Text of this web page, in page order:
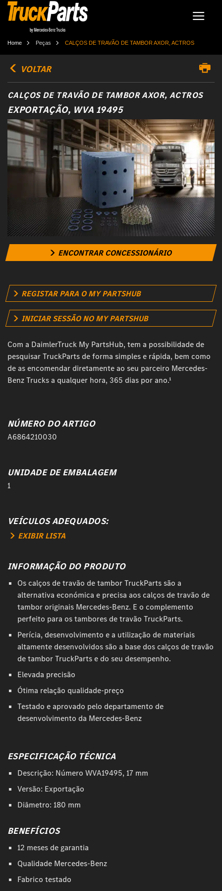
Home Peças CALÇOS DE TRAVÃO DE TAMBOR AXOR, ACTROS
VOLTAR
CALÇOS DE TRAVÃO DE TAMBOR AXOR, ACTROS
EXPORTAÇÃO, WVA 19495
ENCONTRAR CONCESSIONÁRIO
REGISTAR PARA O MY PARTSHUB
INICIAR SESSÃO NO MY PARTSHUB
Com a DaimlerTruck My PartsHub, tem a possibilidade de
pesquisar TruckParts de forma simples e rápida, bem como
de as encomendar diretamente ao seu parceiro Mercedes-
Benz Trucks a qualquer hora, 365 dias por ano.¹
NÚMERO DO ARTIGO
A6864210030
UNIDADE DE EMBALAGEM
1
VEÍCULOS ADEQUADOS:
EXIBIR LISTA
INFORMAÇÃO DO PRODUTO
Os calços de travão de tambor TruckParts são a
alternativa económica e precisa aos calços de travão de
tambor originais Mercedes-Benz. E o complemento
perfeito para os tambores de travão TruckParts.
Perícia, desenvolvimento e a utilização de materiais
altamente desenvolvidos são a base dos calços de travão
de tambor TruckParts e do seu desempenho.
Elevada precisão
Ótima relação qualidade-preço
Testado e aprovado pelo departamento de
desenvolvimento da Mercedes-Benz
ESPECIFICAÇÃO TÉCNICA
Descrição: Número WVA19495, 17 mm
Versão: Exportação
Diâmetro: 180 mm
BENEFÍCIOS
12 meses de garantia
Qualidade Mercedes-Benz
Fabrico testado